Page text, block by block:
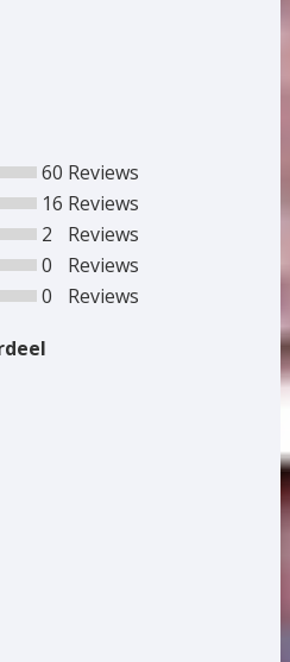
60 Reviews
16 Reviews
2
Reviews
0
Reviews
0
Reviews